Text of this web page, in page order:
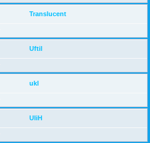
Translucent
Uftil
ukl
UliH